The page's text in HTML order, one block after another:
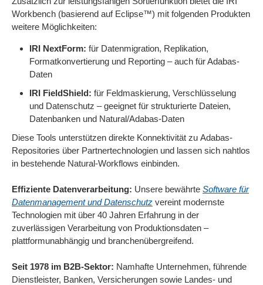
Workbench (basierend auf Eclipse™) mit folgenden Produkten
weitere Möglichkeiten:
IRI NextForm: für Datenmigration, Replikation,
Formatkonvertierung und Reporting – auch für Adabas-
Daten
IRI FieldShield: für Feldmaskierung, Verschlüsselung
und Datenschutz – geeignet für strukturierte Dateien,
Datenbanken und Natural/Adabas-Daten
Diese Tools unterstützen direkte Konnektivität zu Adabas-
Repositories über Partnertechnologien und lassen sich nahtlos
in bestehende Natural-Workflows einbinden.
Effiziente Datenverarbeitung: Unsere bewährte Software für
Datenmanagement und Datenschutz vereint modernste
Technologien mit über 40 Jahren Erfahrung in der
zuverlässigen Verarbeitung von Produktionsdaten –
plattformunabhängig und branchenübergreifend.
Seit 1978 im B2B-Sektor: Namhafte Unternehmen, führende
Dienstleister, Banken, Versicherungen sowie Landes- und